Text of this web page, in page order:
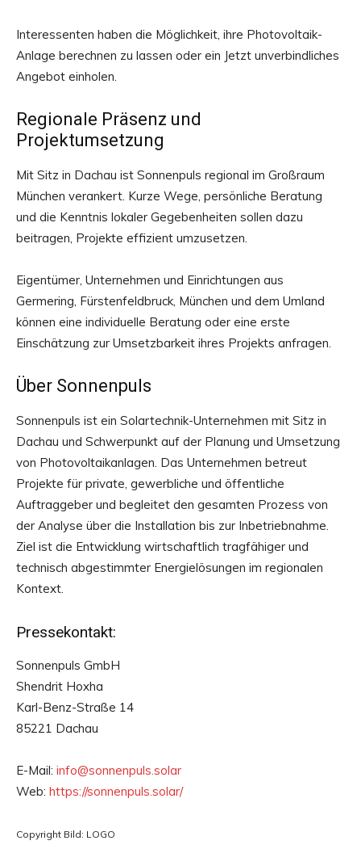
Interessenten haben die Möglichkeit, ihre Photovoltaik-
Anlage berechnen zu lassen oder ein Jetzt unverbindliches
Angebot einholen.
Regionale Präsenz und
Projektumsetzung
Mit Sitz in Dachau ist Sonnenpuls regional im Großraum
München verankert. Kurze Wege, persönliche Beratung
und die Kenntnis lokaler Gegebenheiten sollen dazu
beitragen, Projekte effizient umzusetzen.
Eigentümer, Unternehmen und Einrichtungen aus
Germering, Fürstenfeldbruck, München und dem Umland
können eine individuelle Beratung oder eine erste
Einschätzung zur Umsetzbarkeit ihres Projekts anfragen.
Über Sonnenpuls
Sonnenpuls ist ein Solartechnik-Unternehmen mit Sitz in
Dachau und Schwerpunkt auf der Planung und Umsetzung
von Photovoltaikanlagen. Das Unternehmen betreut
Projekte für private, gewerbliche und öffentliche
Auftraggeber und begleitet den gesamten Prozess von
der Analyse über die Installation bis zur Inbetriebnahme.
Ziel ist die Entwicklung wirtschaftlich tragfähiger und
technisch abgestimmter Energielösungen im regionalen
Kontext.
Pressekontakt:
Sonnenpuls GmbH
Shendrit Hoxha
Karl-Benz-Straße 14
85221 Dachau
E-Mail: info@sonnenpuls.solar
Web: https://sonnenpuls.solar/
Copyright Bild: LOGO